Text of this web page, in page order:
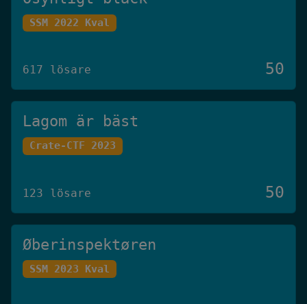
SSM 2022 Kval
617 lösare 50
Lagom är bäst
Crate-CTF 2023
123 lösare 50
Øberinspektøren
SSM 2023 Kval